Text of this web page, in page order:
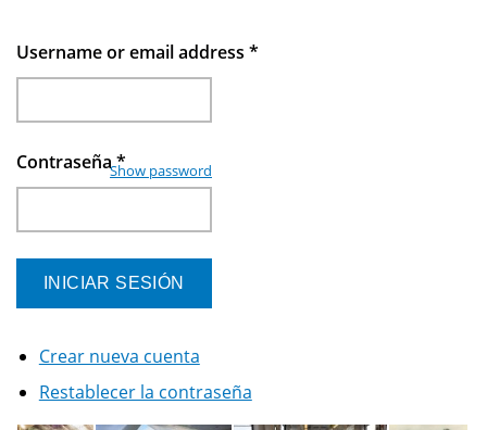
Username or email address *
Contraseña*
Show password
Crear nueva cuenta
Restablecer la contraseña